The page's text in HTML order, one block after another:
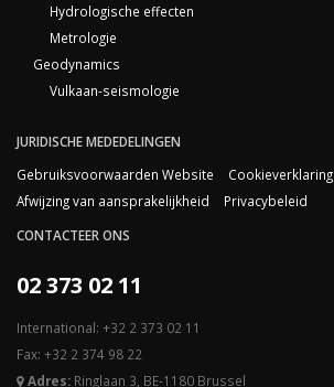
Hydrologische effecten
Metrologie
Geodynamics
Vulkaan-seismologie
JURIDISCHE MEDEDELINGEN
Gebruiksvoorwaarden Website
Cookieverklaring
Afwijzing van aansprakelijkheid
Privacybeleid
CONTACTEER ONS
02 373 02 11
International: +32 2 373 02 11
Fax: +32 2 374 98 22
Adres: Ringlaan 3, BE-1180 Brussel